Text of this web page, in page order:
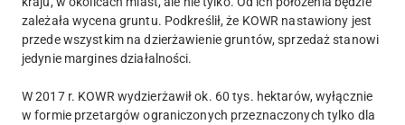
zależała wycena gruntu. Podkreślił, że KOWR nastawiony jest
przede wszystkim na dzierżawienie gruntów, sprzedaż stanowi
jedynie margines działalności.
W 2017 r. KOWR wydzierżawił ok. 60 tys. hektarów, wyłącznie
w formie przetargów ograniczonych przeznaczonych tylko dla